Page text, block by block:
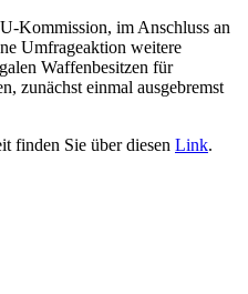
Kommission, im Anschluss an
Umfrageaktion weitere
Waffenbesitzen für
zunächst einmal ausgebremst
finden Sie über diesen Link.